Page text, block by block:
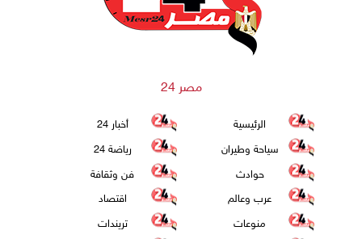
مصر 24
الرئيسية
أخبار 24
سياحة وطيران
رياضة 24
حوادث
فن وثقافة
عرب وعالم
اقتصاد
منوعات
تريندات